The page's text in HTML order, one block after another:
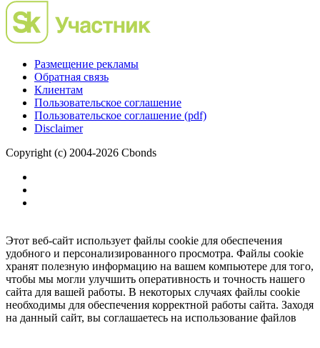
Размещение рекламы
Обратная связь
Клиентам
Пользовательское соглашение
Пользовательское соглашение (pdf)
Disclaimer
Copyright (c) 2004-2026 Cbonds
Этот веб-сайт использует файлы cookie для обеспечения
удобного и персонализированного просмотра. Файлы cookie
хранят полезную информацию на вашем компьютере для того,
чтобы мы могли улучшить оперативность и точность нашего
сайта для вашей работы. В некоторых случаях файлы cookie
необходимы для обеспечения корректной работы сайта. Заходя
на данный сайт, вы соглашаетесь на использование файлов